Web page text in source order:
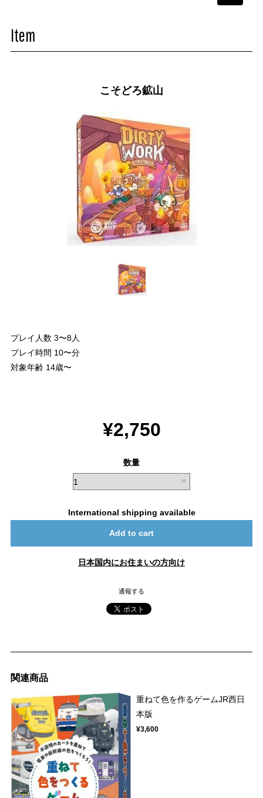
Item
こそどろ鉱山
プレイ人数 3〜8人
プレイ時間 10〜分
対象年齢 14歳〜
¥2,750
数量
International shipping available
Add to cart
日本国内にお住まいの方向け
通報する
関連商品
重ねて色を作るゲームJR西日
本版
¥3,600